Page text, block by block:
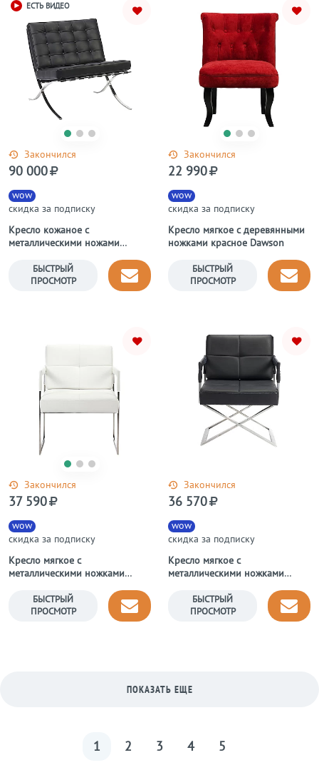
ЕСТЬ ВИДЕО
Закончился
Кресло кожаное с
металлическими ножами
wow
скидка за подписку
90 000
БЫСТРЫЙ
ПРОСМОТР
Закончился
Кресло мягкое с деревянными
ножками красное Dawson
wow
скидка за подписку
22 990
БЫСТРЫЙ
ПРОСМОТР
Закончился
Кресло мягкое с
металлическими ножками
wow
скидка за подписку
37 590
БЫСТРЫЙ
ПРОСМОТР
Закончился
Кресло мягкое с
металлическими ножками
wow
скидка за подписку
36 570
БЫСТРЫЙ
ПРОСМОТР
ПОКАЗАТЬ ЕЩЕ
1 2 3 4 5